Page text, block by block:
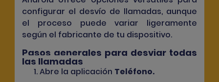
configurar el desvío de llamadas, aunque
el proceso puede variar ligeramente
según el fabricante de tu dispositivo.
Pasos generales para desviar todas
las llamadas
1. Abre la aplicación Teléfono.